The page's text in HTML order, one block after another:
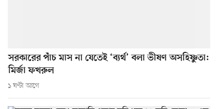
সরকারের পাঁচ মাস না যেতেই ‘ব্যর্থ’ বলা ভীষণ অসহিষ্ণুতা:
মির্জা ফখরুল
১ ঘণ্টা আগে